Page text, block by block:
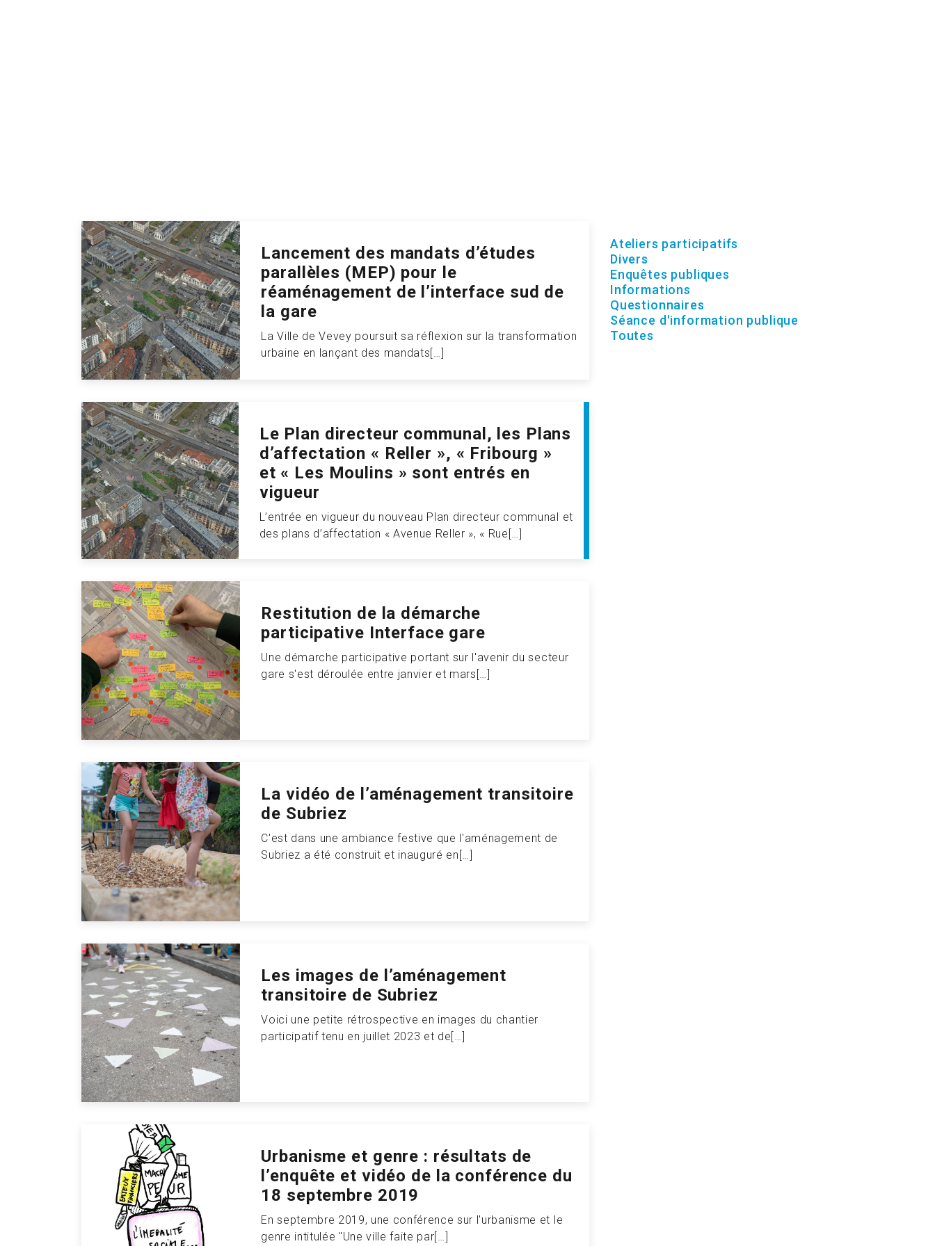
Lancement des mandats d’études
parallèles (MEP) pour le
réaménagement de l’interface sud de
la gare
La Ville de Vevey poursuit sa réflexion sur la transformation
urbaine en lançant des mandats[…]
Le Plan directeur communal, les Plans
d’affectation « Reller », « Fribourg »
et « Les Moulins » sont entrés en
vigueur
L’entrée en vigueur du nouveau Plan directeur communal et
des plans d’affectation « Avenue Reller », « Rue[…]
Restitution de la démarche
participative Interface gare
Une démarche participative portant sur l'avenir du secteur
gare s'est déroulée entre janvier et mars[…]
La vidéo de l’aménagement transitoire
de Subriez
C'est dans une ambiance festive que l'aménagement de
Subriez a été construit et inauguré en[…]
Les images de l’aménagement
transitoire de Subriez
Voici une petite rétrospective en images du chantier
participatif tenu en juillet 2023 et de[…]
Urbanisme et genre : résultats de
l’enquête et vidéo de la conférence du
18 septembre 2019
En septembre 2019, une conférence sur l'urbanisme et le
genre intitulée "Une ville faite par[…]
Ateliers participatifs
Divers
Enquêtes publiques
Informations
Questionnaires
Séance d'information publique
Toutes